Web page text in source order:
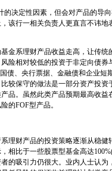
决定性因素，但会对产品的导
该行一相关负责人更直言不讳
系理财产品收益走高，让传统
险相对较低的投资于非定向债
债、央行票据、金融债和企业
较保守的做法是一部分资产投
品。虽然此类产品预期最高收
的FOF型产品。
财产品的投资策略逐渐从稳健
相比于一些股票型基金高达
的吸引力仍很大。业内人士认